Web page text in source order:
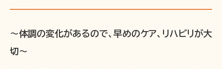
〜体調の変化があるので、早めのケア、リハビリが大
切〜